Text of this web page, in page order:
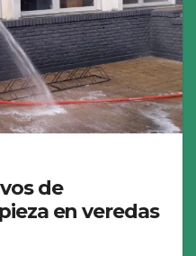
de
en veredas